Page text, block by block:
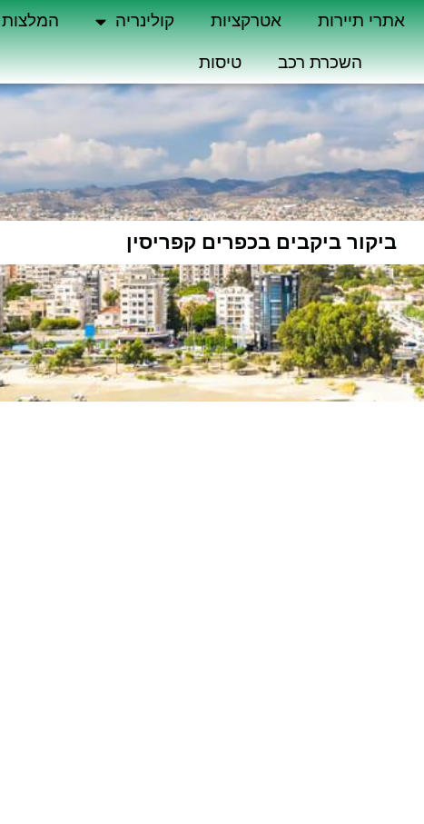
אתרי תיירות אטרקציות קולינריה המלצות
השכרת רכב טיסות
ביקור ביקבים בכפרים קפריסין